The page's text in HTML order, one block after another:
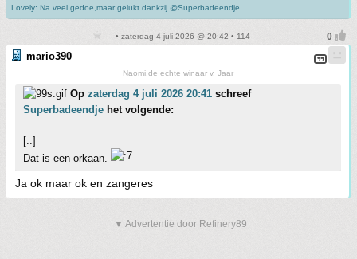
Lovely: Na veel gedoe,maar gelukt dankzij @Superbadeendje
• zaterdag 4 juli 2026 @ 20:42 • 114
mario390
Naomi,de echte winaar v. Jaar
Op zaterdag 4 juli 2026 20:41 schreef
Superbadeendje het volgende:
[..]
Dat is een orkaan.
Ja ok maar ok en zangeres
▼ Advertentie door Refinery89